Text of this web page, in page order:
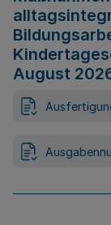
August